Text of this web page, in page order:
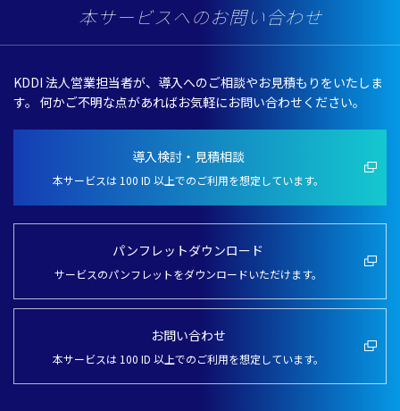
本サービスへのお問い合わせ
KDDI 法人営業担当者が、 導入へのご相談やお見積もりをいたしま
す。 何かご不明な点があればお気軽にお問い合わせください。
導入検討・見積相談
本サービスは 100 ID 以上でのご利用を想定しています。
パンフレットダウンロード
サービスのパンフレットをダウンロードいただけます。
お問い合わせ
本サービスは 100 ID 以上でのご利用を想定しています。